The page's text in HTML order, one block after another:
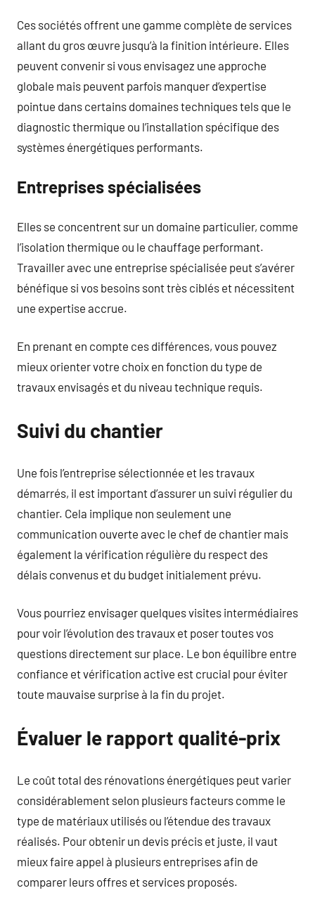
Ces sociétés offrent une gamme complète de services
allant du gros œuvre jusqu’à la finition intérieure. Elles
peuvent convenir si vous envisagez une approche
globale mais peuvent parfois manquer d’expertise
pointue dans certains domaines techniques tels que le
diagnostic thermique ou l’installation spécifique des
systèmes énergétiques performants.
Entreprises spécialisées
Elles se concentrent sur un domaine particulier, comme
l’isolation thermique ou le chauffage performant.
Travailler avec une entreprise spécialisée peut s’avérer
bénéfique si vos besoins sont très ciblés et nécessitent
une expertise accrue.
En prenant en compte ces différences, vous pouvez
mieux orienter votre choix en fonction du type de
travaux envisagés et du niveau technique requis.
Suivi du chantier
Une fois l’entreprise sélectionnée et les travaux
démarrés, il est important d’assurer un suivi régulier du
chantier. Cela implique non seulement une
communication ouverte avec le chef de chantier mais
également la vérification régulière du respect des
délais convenus et du budget initialement prévu.
Vous pourriez envisager quelques visites intermédiaires
pour voir l’évolution des travaux et poser toutes vos
questions directement sur place. Le bon équilibre entre
confiance et vérification active est crucial pour éviter
toute mauvaise surprise à la fin du projet.
Évaluer le rapport qualité-prix
Le coût total des rénovations énergétiques peut varier
considérablement selon plusieurs facteurs comme le
type de matériaux utilisés ou l’étendue des travaux
réalisés. Pour obtenir un devis précis et juste, il vaut
mieux faire appel à plusieurs entreprises afin de
comparer leurs offres et services proposés.